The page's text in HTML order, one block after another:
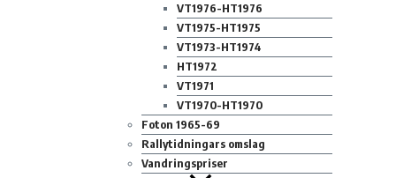
VT1976-HT1976
VT1975-HT1975
VT1973-HT1974
HT1972
VT1971
VT1970-HT1970
Foton 1965-69
Rallytidningars omslag
Vandringspriser